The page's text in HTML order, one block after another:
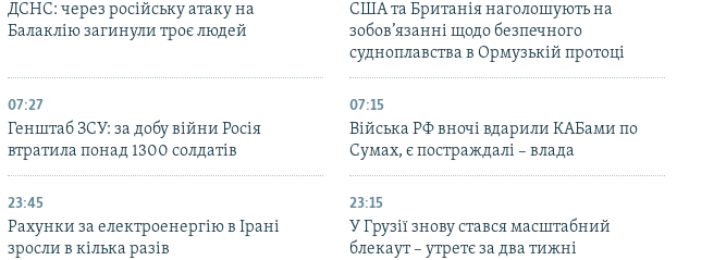
ДСНС: через російську атаку на
Балаклію загинули троє людей
США та Британія наголошують на
зобов’язанні щодо безпечного
судноплавства в Ормузькій протоці
07:27
Генштаб ЗСУ: за добу війни Росія
втратила понад 1300 солдатів
07:15
Війська РФ вночі вдарили КАБами по
Сумах, є постраждалі – влада
23:45
Рахунки за електроенергію в Ірані
зросли в кілька разів
23:15
У Грузії знову стався масштабний
блекаут – утретє за два тижні